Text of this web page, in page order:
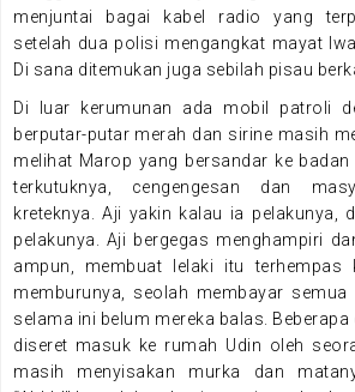
menjuntai bagai kabel radio yang
setelah dua polisi mengangkat mayat
Di sana ditemukan juga sebilah pisau
Di luar kerumunan ada mobil patroli
berputar-putar merah dan sirine masih
melihat Marop yang bersandar ke
terkutuknya, cengengesan dan
kreteknya. Aji yakin kalau ia pelakunya,
pelakunya. Aji bergegas menghampiri
ampun, membuat lelaki itu
memburunya, seolah membayar
selama ini belum mereka balas. Beberapa
diseret masuk ke rumah Udin oleh
masih menyisakan murka dan